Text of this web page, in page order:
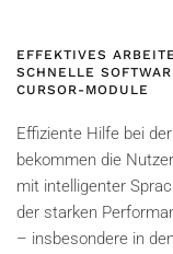
EFFEKTIVES
SCHNELLE
CURSOR-MODULE
Effiziente Hilfe bei
bekommen die
mit intelligenter
der starken
– insbesondere in